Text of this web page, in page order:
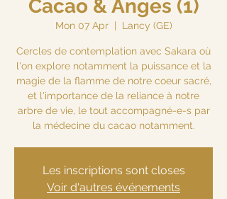
Cacao & Anges (1)
Mon 07 Apr
  |
Lancy (GE)
Cercles de contemplation avec Sakara où
l'on explore notamment la puissance et la
magie de la flamme de notre coeur sacré,
et l'importance de la reliance à notre
arbre de vie, le tout accompagné-e-s par
Les inscriptions sont closes
Voir d'autres événements